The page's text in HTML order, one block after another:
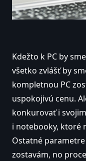
Kdežto k PC by
všetko zvlášť by
kompletnou PC
uspokojivú cenu.
konkurovať i
i notebooky, ktoré
Ostatné
zostavám, no